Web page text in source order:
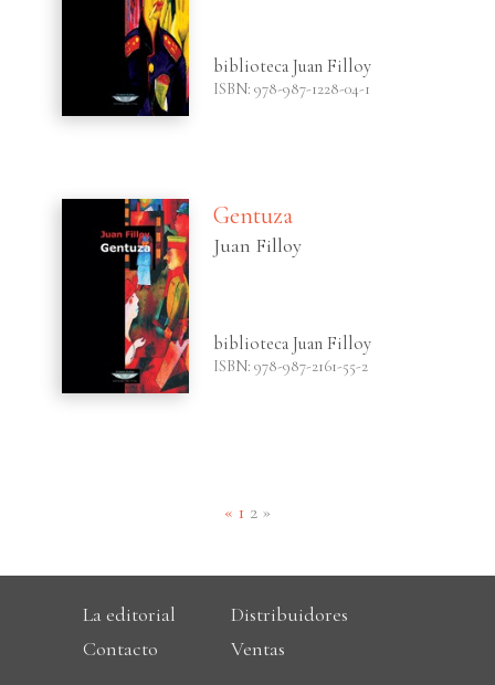
biblioteca Juan Filloy
ISBN: 978-987-1228-04-1
Gentuza
Juan Filloy
biblioteca Juan Filloy
ISBN: 978-987-2161-55-2
« 1 2 (current)
»
La editorial
Distribuidores
Contacto
Ventas